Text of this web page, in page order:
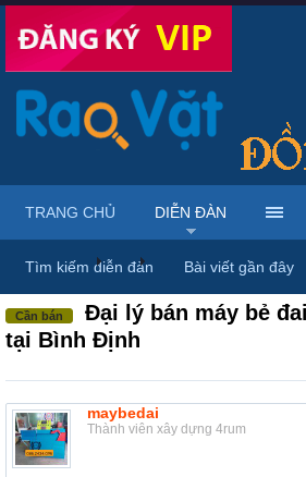
Diễn đàn ... Rao vặt tổng hợp -
Cần bán
Đại lý bán máy bẻ
tại Bình Định
maybedai
Thành viên xây dựng 4rum
TRANG CHỦ DIỄN ĐÀN
Tìm kiếm diễn đàn Bài viết gần đây